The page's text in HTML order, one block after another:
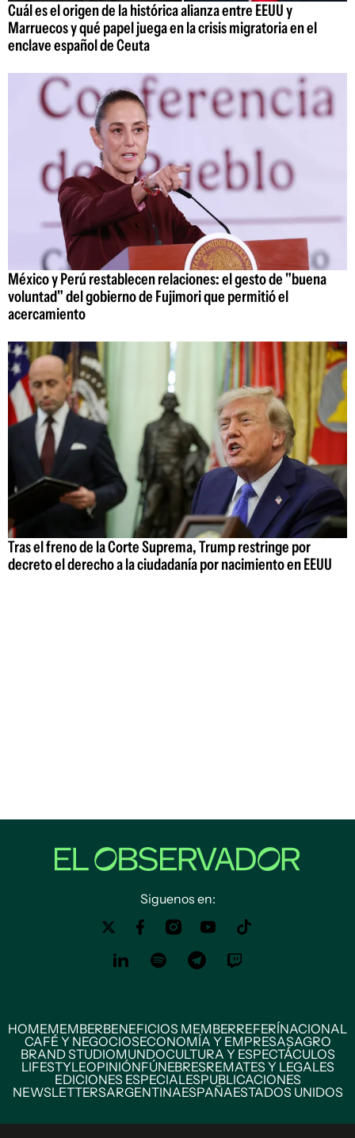
Cuál es el origen de la histórica alianza entre EEUU y
Marruecos y qué papel juega en la crisis migratoria en el
enclave español de Ceuta
México y Perú restablecen relaciones: el gesto de "buena
voluntad" del gobierno de Fujimori que permitió el
acercamiento
Tras el freno de la Corte Suprema, Trump restringe por
decreto el derecho a la ciudadanía por nacimiento en EEUU
Siguenos en:
HOMEMEMBERBENEFICIOS MEMBERREFERÍNACIONAL
CAFÉ Y NEGOCIOSECONOMÍA Y EMPRESASAGRO
BRAND STUDIOMUNDOCULTURA Y ESPECTÁCULOS
LIFESTYLEOPINIÓNFÚNEBRESREMATES Y LEGALES
EDICIONES ESPECIALESPUBLICACIONES
NEWSLETTERSARGENTINAESPAÑAESTADOS UNIDOS